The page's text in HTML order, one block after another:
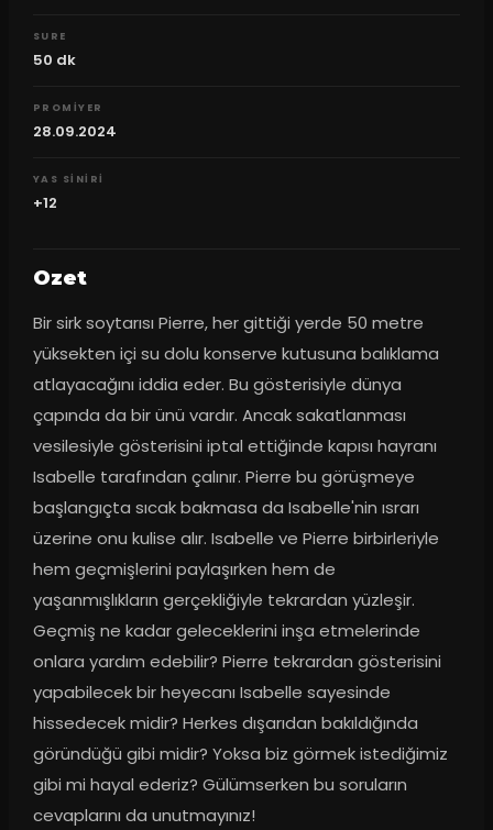
SURE
50 dk
PROMIYER
28.09.2024
YAS SINIRI
+12
Ozet
Bir sirk soytarısı Pierre, her gittiği yerde 50 metre
yüksekten içi su dolu konserve kutusuna balıklama
atlayacağını iddia eder. Bu gösterisiyle dünya
çapında da bir ünü vardır. Ancak sakatlanması
vesilesiyle gösterisini iptal ettiğinde kapısı hayranı
Isabelle tarafından çalınır. Pierre bu görüşmeye
başlangıçta sıcak bakmasa da Isabelle'nin ısrarı
üzerine onu kulise alır. Isabelle ve Pierre birbirleriyle
hem geçmişlerini paylaşırken hem de
yaşanmışlıkların gerçekliğiyle tekrardan yüzleşir.
Geçmiş ne kadar geleceklerini inşa etmelerinde
onlara yardım edebilir? Pierre tekrardan gösterisini
yapabilecek bir heyecanı Isabelle sayesinde
hissedecek midir? Herkes dışarıdan bakıldığında
göründüğü gibi midir? Yoksa biz görmek istediğimiz
gibi mi hayal ederiz? Gülümserken bu soruların
cevaplarını da unutmayınız!